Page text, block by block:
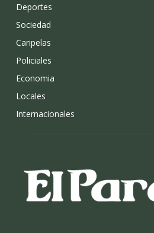
Deportes
Sociedad
Caripelas
Policiales
Economia
Locales
Internacionales